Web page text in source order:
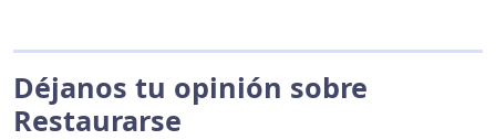
Déjanos tu opinión sobre
Restaurarse